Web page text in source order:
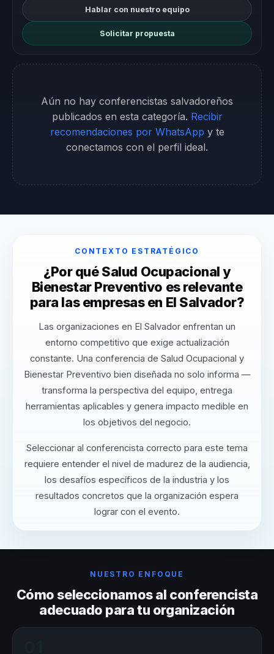
Hablar con nuestro equipo
Solicitar propuesta
Aún no hay conferencistas salvadoreños
publicados en esta categoría. Recibir
recomendaciones por WhatsApp y te
conectamos con el perfil ideal.
CONTEXTO ESTRATÉGICO
¿Por qué Salud Ocupacional y
Bienestar Preventivo es relevante
para las empresas en El Salvador?
Las organizaciones en El Salvador enfrentan un
entorno competitivo que exige actualización
constante. Una conferencia de Salud Ocupacional y
Bienestar Preventivo bien diseñada no solo informa —
transforma la perspectiva del equipo, entrega
herramientas aplicables y genera impacto medible en
los objetivos del negocio.
Seleccionar al conferencista correcto para este tema
requiere entender el nivel de madurez de la audiencia,
los desafíos específicos de la industria y los
resultados concretos que la organización espera
lograr con el evento.
NUESTRO ENFOQUE
Cómo seleccionamos al conferencista
adecuado para tu organización